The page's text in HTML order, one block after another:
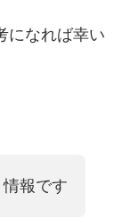
になれば幸い
報です